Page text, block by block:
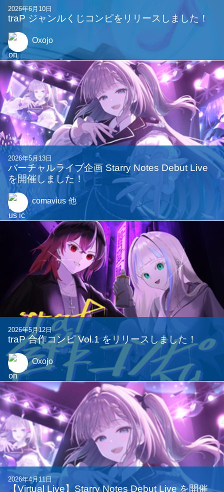
2026年7月27日
第23回Game^3開催のお知らせ
Mimi_year 他
2026年6月10日
traP ジャンルくじコンピをリリースしました！
Oxojo
2026年5月13日
バーチャルライブ企画 Starry Notes Debut Live
を開催しました！
comavius 他